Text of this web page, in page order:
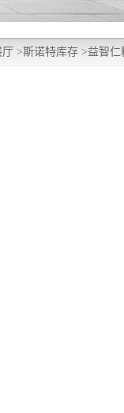
厅 >斯诺特库存 >益智仁